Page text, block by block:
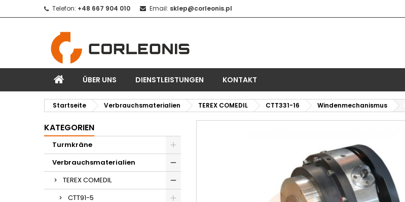
Telefon: +48 667 904 010 Email: sklep@corleonis.pl
ÜBER UNS DIENSTLEISTUNGEN KONTAKT
Startseite Verbrauchsmaterialien TEREX COMEDIL CTT331-16 Windenmechanismus
KATEGORIEN
Turmkräne
Verbrauchsmaterialien
TEREX COMEDIL
CTT91-5